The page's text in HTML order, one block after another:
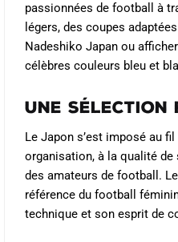
choisies
passionnées de football à
légers, des coupes
Nadeshiko Japan ou
célèbres couleurs bleu et
Une
Le Japon s’est imposé au
organisation, à la qualité
des amateurs de football.
référence du football
technique et son esprit de